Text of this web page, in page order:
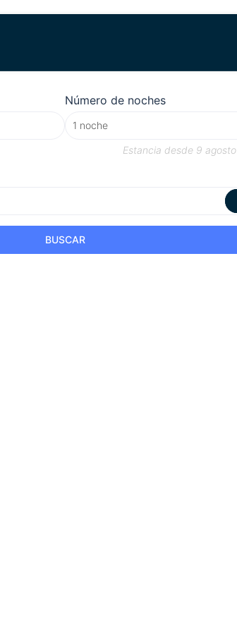
Número de noches
Estancia desde 9 agosto